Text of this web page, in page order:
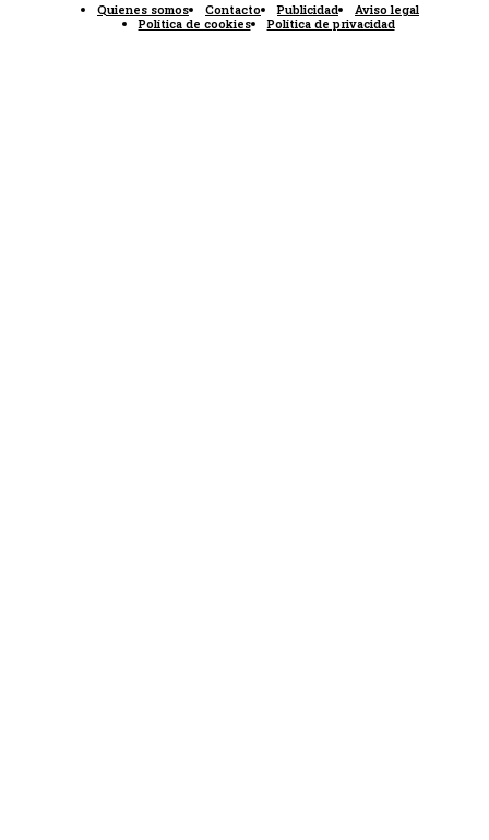
Quienes somos Contacto Publicidad
Aviso legal
Política de cookies
Política de privacidad